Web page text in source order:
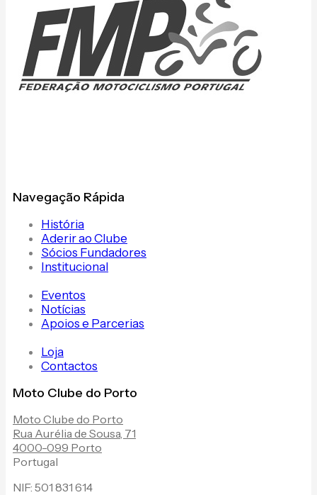
Navegação Rápida
História
Aderir ao Clube
Sócios Fundadores
Institucional
Eventos
Notícias
Apoios e Parcerias
Loja
Contactos
Moto Clube do Porto
Moto Clube do Porto
Rua Aurélia de Sousa, 71
4000-099 Porto
Portugal
NIF: 501 831 614